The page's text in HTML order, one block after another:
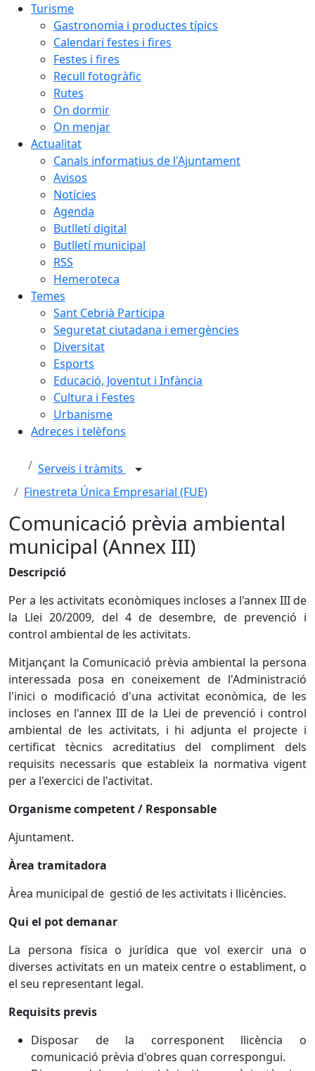
Turisme
Gastronomia i productes típics
Calendari festes i fires
Festes i fires
Recull fotogràfic
Rutes
On dormir
On menjar
Actualitat
Canals informatius de l'Ajuntament
Avisos
Notícies
Agenda
Butlletí digital
Butlletí municipal
RSS
Hemeroteca
Temes
Sant Cebrià Participa
Seguretat ciutadana i emergències
Diversitat
Esports
Educació, Joventut i Infància
Cultura i Festes
Urbanisme
Adreces i telèfons
Serveis i tràmits
Finestreta Única Empresarial (FUE)
Comunicació prèvia ambiental
municipal (Annex III)
Descripció
Per a les activitats econòmiques incloses a l'annex III de
la Llei 20/2009, del 4 de desembre, de prevenció i
control ambiental de les activitats.
Mitjançant la Comunicació prèvia ambiental la persona
interessada posa en coneixement de l'Administració
l'inici o modificació d'una activitat econòmica, de les
incloses en l'annex III de la Llei de prevenció i control
ambiental de les activitats, i hi adjunta el projecte i
certificat tècnics acreditatius del compliment dels
requisits necessaris que estableix la normativa vigent
per a l'exercici de l'activitat.
Organisme competent / Responsable
Ajuntament.
Àrea tramitadora
Àrea municipal de gestió de les activitats i llicències.
Qui el pot demanar
La persona física o jurídica que vol exercir una o
diverses activitats en un mateix centre o establiment, o
el seu representant legal.
Requisits previs
Disposar de la corresponent llicència o
comunicació prèvia d'obres quan correspongui.